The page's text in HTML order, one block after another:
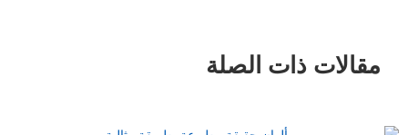
مقالات ذات الصلة